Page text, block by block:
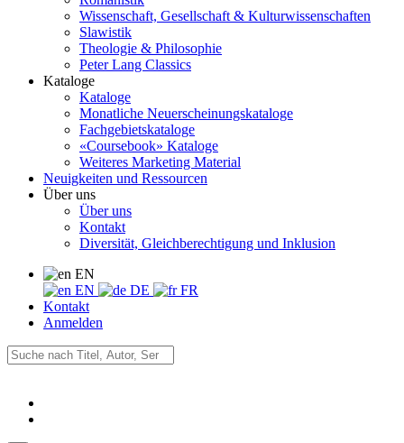
Wissenschaft, Gesellschaft & Kulturwissenschaften
Slawistik
Theologie & Philosophie
Peter Lang Classics
Kataloge
Kataloge
Monatliche Neuerscheinungskataloge
Fachgebietskataloge
«Coursebook» Kataloge
Weiteres Marketing Material
Neuigkeiten und Ressourcen
Über uns
Über uns
Kontakt
Diversität, Gleichberechtigung und Inklusion
EN
EN
DE
FR
Kontakt
Anmelden